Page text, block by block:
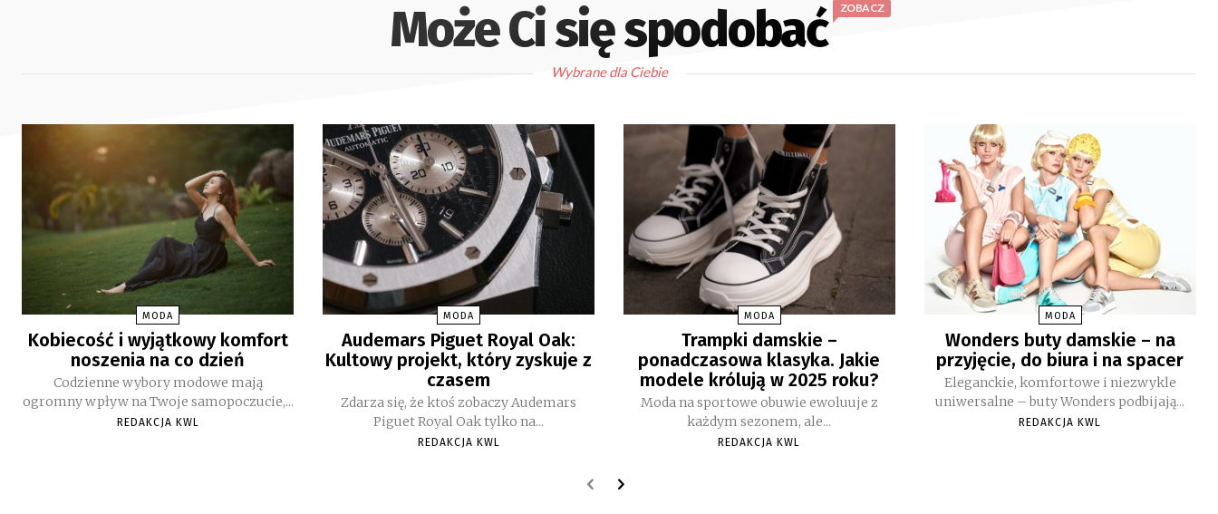
Może Ci się spodobać ZOBACZ
Wybrane dla Ciebie
MODA
Kobiecość i wyjątkowy komfort
noszenia na co dzień
Codzienne wybory modowe mają
ogromny wpływ na Twoje samopoczucie,...
REDAKCJA KWL
MODA
Audemars Piguet Royal Oak:
Kultowy projekt, który zyskuje z
czasem
Zdarza się, że ktoś zobaczy Audemars
Piguet Royal Oak tylko na...
REDAKCJA KWL
MODA
Trampki damskie –
ponadczasowa klasyka. Jakie
modele królują w 2025 roku?
Moda na sportowe obuwie ewoluuje z
każdym sezonem, ale...
REDAKCJA KWL
MODA
Wonders buty damskie – na
przyjęcie, do biura i na spacer
Eleganckie, komfortowe i niezwykle
uniwersalne – buty Wonders podbijają...
REDAKCJA KWL